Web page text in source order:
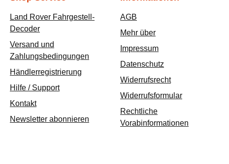
Land Rover Fahrgestell-
Decoder
Versand und
Zahlungsbedingungen
Händlerregistrierung
Hilfe / Support
Kontakt
Newsletter abonnieren
AGB
Mehr über
Impressum
Datenschutz
Widerrufsrecht
Widerrufsformular
Rechtliche
Vorabinformationen